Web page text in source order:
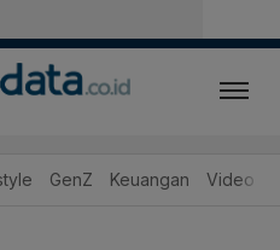
GenZ Keuangan Video